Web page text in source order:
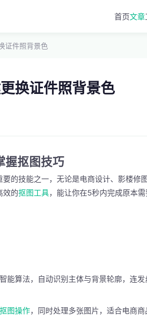
首页文章
证件照背景色
换证件照背景色
握抠图技巧
的技能之一，无论是电商设计、影楼修
效的抠图工具，能让你在5秒内完成原本需
能算法，自动识别主体与背景轮廓，连
图操作，同时处理多张图片，适合电商